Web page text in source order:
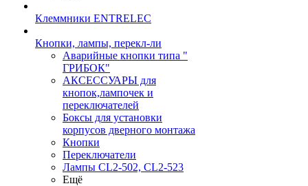
Клеммники ENTRELEC
Кнопки, лампы, перекл-ли
Аварийные кнопки типа "
ГРИБОК"
АКСЕССУАРЫ для
кнопок,лампочек и
переключателей
Боксы для установки
корпусов дверного монтажа
Кнопки
Переключатели
Лампы CL2-502, CL2-523
Ещё